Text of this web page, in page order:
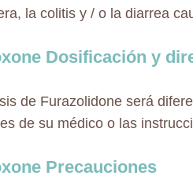
la colitis y / o la diarrea
Dosificación y
de Furazolidone será
de su médico o las
Precauciones